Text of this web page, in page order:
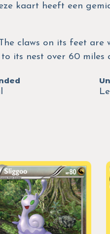
kaart heeft een
claws on its feet are
its nest over 60 miles